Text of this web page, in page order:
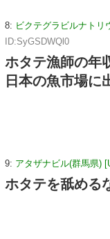
8: ビクテグラビルナトリ
ID:SyGSDWQl0
ホタテ漁師の年
日本の魚市場に
9: アタザナビル(群馬県)
ホタテを舐める